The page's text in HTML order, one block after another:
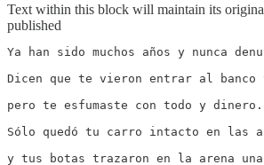
Text within this block will maintain its
published
Ya han sido muchos años y nunca
Dicen que te vieron entrar al banco
pero te esfumaste con todo y dinero.
Sólo quedó tu carro intacto en las